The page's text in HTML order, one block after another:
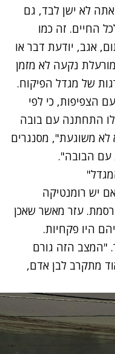
לא ישן לבד, גם
החיים. זה כמו
אגב, יודעת דבר או
נקעה לא מזמן
של מגדל הפיקוח.
הצפיפות, כי לפי
התחתנה עם בובה
לא משוגעת", מסנגרים
עם הבובה".
יש רומנטיקה
עזר מאשר שאכן
היו פקחיות.
"המצב הזה גורם
מתקרב לבן אדם,